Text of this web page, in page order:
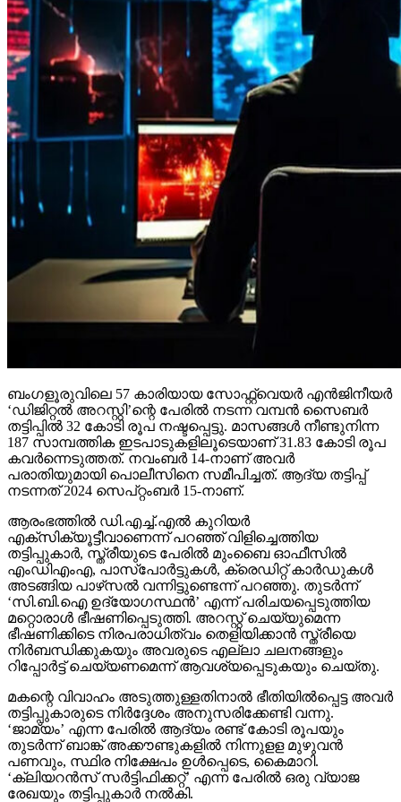
ബംഗളൂരുവിലെ 57 കാരിയായ സോഫ്റ്റ്വെയര്‍ എന്‍ജിനീയര്‍
‘ഡിജിറ്റല്‍ അറസ്റ്റി’ന്റെ പേരില്‍ നടന്ന വമ്പന്‍ സൈബര്‍
തട്ടിപ്പില്‍ 32 കോടി രൂപ നഷ്ടപ്പെട്ടു. മാസങ്ങള്‍ നീണ്ടുനിന്ന
187 സാമ്പത്തിക ഇടപാടുകളിലൂടെയാണ് 31.83 കോടി രൂപ
കവര്‍ന്നെടുത്തത്. നവംബര്‍ 14-നാണ് അവര്‍
പരാതിയുമായി പൊലീസിനെ സമീപിച്ചത്. ആദ്യ തട്ടിപ്പ്
നടന്നത് 2024 സെപ്റ്റംബര്‍ 15-നാണ്.
ആരംഭത്തില്‍ ഡി.എച്ച്.എല്‍ കുറിയര്‍
എക്‌സിക്യൂട്ടീവാണെന്ന് പറഞ്ഞ് വിളിച്ചെത്തിയ
തട്ടിപ്പുകാര്‍, സ്ത്രീയുടെ പേരില്‍ മുംബൈ ഓഫീസില്‍
എംഡിഎംഎ, പാസ്പോര്‍ട്ടുകള്‍, ക്രെഡിറ്റ് കാര്‍ഡുകള്‍
അടങ്ങിയ പാഴ്‌സല്‍ വന്നിട്ടുണ്ടെന്ന് പറഞ്ഞു. തുടര്‍ന്ന്
‘സി.ബി.ഐ ഉദ്യോഗസ്ഥന്‍’ എന്ന് പരിചയപ്പെടുത്തിയ
മറ്റൊരാള്‍ ഭീഷണിപ്പെടുത്തി. അറസ്റ്റ് ചെയ്യുമെന്ന
ഭീഷണിക്കിടെ നിരപരാധിത്വം തെളിയിക്കാന്‍ സ്ത്രീയെ
നിര്‍ബന്ധിക്കുകയും അവരുടെ എല്ലാ ചലനങ്ങളും
റിപ്പോര്‍ട്ട് ചെയ്യണമെന്ന് ആവശ്യപ്പെടുകയും ചെയ്തു.
മകന്റെ വിവാഹം അടുത്തുള്ളതിനാല്‍ ഭീതിയില്‍പ്പെട്ട അവര്‍
തട്ടിപ്പുകാരുടെ നിര്‍ദ്ദേശം അനുസരിക്കേണ്ടി വന്നു.
‘ജാമ്യം’ എന്ന പേരില്‍ ആദ്യം രണ്ട് കോടി രൂപയും
തുടര്‍ന്ന് ബാങ്ക് അക്കൗണ്ടുകളില്‍ നിന്നുളള മുഴുവന്‍
പണവും, സ്ഥിര നിക്ഷേപം ഉള്‍പ്പെടെ, കൈമാറി.
‘ക്ലിയറന്‍സ് സര്‍ട്ടിഫിക്കറ്റ്’ എന്ന പേരില്‍ ഒരു വ്യാജ
രേഖയും തട്ടിപ്പുകാര്‍ നല്‍കി.